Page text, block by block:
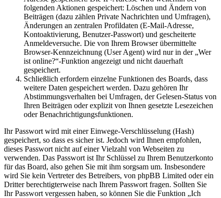
folgenden Aktionen gespeichert: Löschen und Ändern von
Beiträgen (dazu zählen Private Nachrichten und Umfragen),
Änderungen an zentralen Profildaten (E-Mail-Adresse,
Kontoaktivierung, Benutzer-Passwort) und gescheiterte
Anmeldeversuche. Die von Ihrem Browser übermittelte
Browser-Kennzeichnung (User Agent) wird nur in der „Wer
ist online?“-Funktion angezeigt und nicht dauerhaft
gespeichert.
Schließlich erfordern einzelne Funktionen des Boards, dass
weitere Daten gespeichert werden. Dazu gehören Ihr
Abstimmungsverhalten bei Umfragen, der Gelesen-Status von
Ihren Beiträgen oder explizit von Ihnen gesetzte Lesezeichen
oder Benachrichtigungsfunktionen.
Ihr Passwort wird mit einer Einwege-Verschlüsselung (Hash)
gespeichert, so dass es sicher ist. Jedoch wird Ihnen empfohlen,
dieses Passwort nicht auf einer Vielzahl von Webseiten zu
verwenden. Das Passwort ist Ihr Schlüssel zu Ihrem Benutzerkonto
für das Board, also gehen Sie mit ihm sorgsam um. Insbesondere
wird Sie kein Vertreter des Betreibers, von phpBB Limited oder ein
Dritter berechtigterweise nach Ihrem Passwort fragen. Sollten Sie
Ihr Passwort vergessen haben, so können Sie die Funktion „Ich